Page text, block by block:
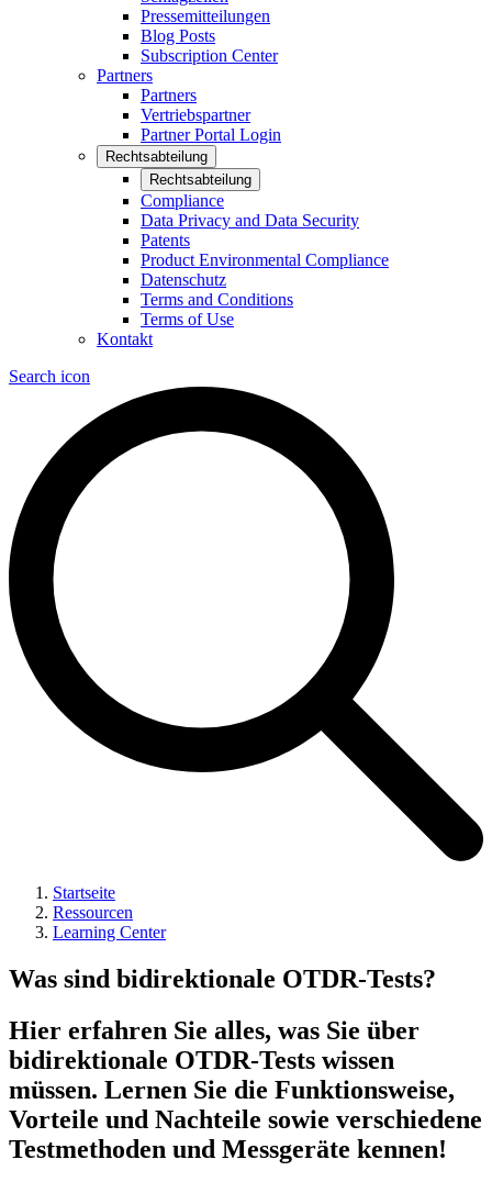
Pressemitteilungen
Blog Posts
Subscription Center
Partners
Partners
Vertriebspartner
Partner Portal Login
Rechtsabteilung
Rechtsabteilung
Compliance
Data Privacy and Data Security
Patents
Product Environmental Compliance
Datenschutz
Terms and Conditions
Terms of Use
Kontakt
Search icon
Startseite
Ressourcen
Learning Center
Was sind bidirektionale OTDR-Tests?
Hier erfahren Sie alles, was Sie über
bidirektionale OTDR-Tests wissen
müssen. Lernen Sie die Funktionsweise,
Vorteile und Nachteile sowie verschiedene
Testmethoden und Messgeräte kennen!